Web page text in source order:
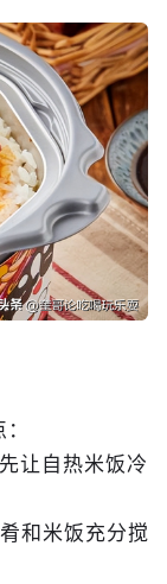
让自热米饭冷
和米饭充分搅